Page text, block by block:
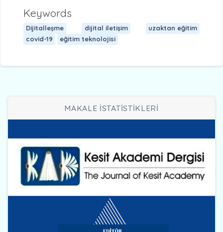
Keywords
Dijitalleşme dijital iletişim
uzaktan eğitim
covid-19
eğitim teknolojisi
MAKALE İSTATİSTİKLERİ